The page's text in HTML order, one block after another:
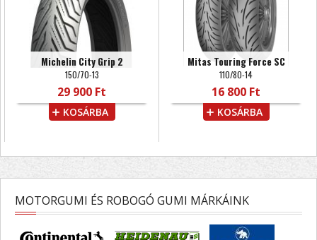
Michelin City Grip 2
150/70-13
29 900 Ft
KOSÁRBA
Mitas Touring Force SC
110/80-14
16 800 Ft
KOSÁRBA
MOTORGUMI ÉS ROBOGÓ GUMI MÁRKÁINK